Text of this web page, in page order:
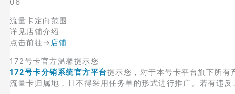
06
流量卡定向范围
详见店铺介绍
点击前往→ 店铺
172号卡官方温馨提示您
172号卡分销系统官方平台提示您，对于本号卡平台旗下所
流量卡归属地，且不得采用任务单的形式进行推广。若有违